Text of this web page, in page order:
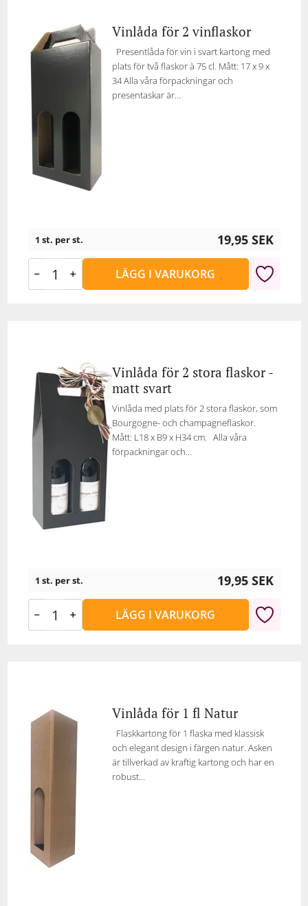
Vinlåda för 2 vinflaskor
Presentlåda för vin i svart kartong med
plats för två flaskor à 75 cl. Mått: 17 x 9 x
34 Alla våra förpackningar och
presentaskar är...
1 st. per st. 19,95 SEK
LÄGG I VARUKORG
Vinlåda för 2 stora flaskor -
matt svart
Vinlåda med plats för 2 stora flaskor, som
Bourgogne- och champagneflaskor.
Mått: L18 x B9 x H34 cm. Alla våra
förpackningar och...
1 st. per st. 19,95 SEK
LÄGG I VARUKORG
Vinlåda för 1 fl Natur
Flaskkartong för 1 flaska med klassisk
och elegant design i färgen natur. Asken
är tillverkad av kraftig kartong och har en
robust...